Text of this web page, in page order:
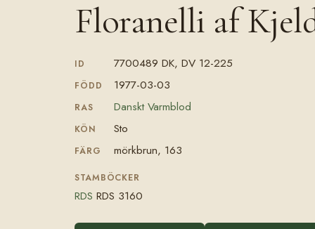
Floranelli af
ID 7700489 DK, DV 12-225
FÖDD 1977-03-03
RAS Danskt Varmblod
KÖN Sto
FÄRG mörkbrun, 163
STAMBÖCKER
RDS RDS 3160